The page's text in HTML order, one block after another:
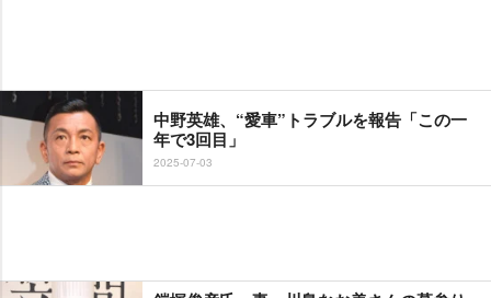
中野英雄、“愛車”トラブルを報告「この一
年で3回目」
2025-07-03